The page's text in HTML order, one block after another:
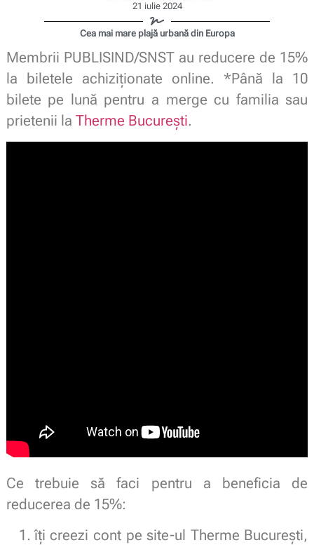
21 iulie 2024
Cea mai mare plajă urbană din Europa
Membrii PUBLISIND/SNST au reducere de 15%
la biletele achiziționate online. *Până la 10
bilete pe lună pentru a merge cu familia sau
prietenii la Therme București.
Ce trebuie să faci pentru a beneficia de
reducerea de 15%:
îți creezi cont pe site-ul Therme București,